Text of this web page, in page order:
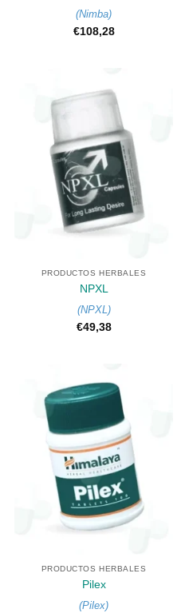
(Nimba)
€108,28
PRODUCTOS HERBALES
NPXL
(NPXL)
€49,38
PRODUCTOS HERBALES
Pilex
(Pilex)